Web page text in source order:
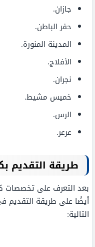
جازان.
حفر الباطن.
المدينة المنورة.
الأفلاج.
نجران.
خميس مشيط.
الرس.
عرعر.
طريقة التقديم
بعد التعرف على تخصصات
أيضًا على طريقة التقديم
التالية: